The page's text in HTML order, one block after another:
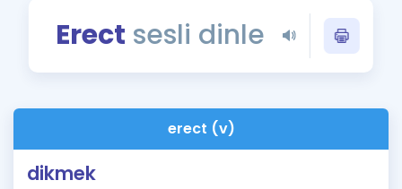
Blog
Erect sesli dinle
erect (v)
dikmek